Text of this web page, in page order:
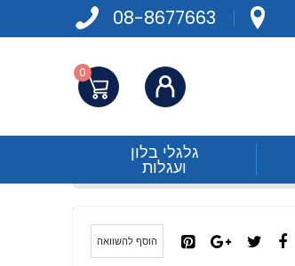
08-8677663
התחברות 0
גלגלי בלון
ועגלות
הוסף להשוואה